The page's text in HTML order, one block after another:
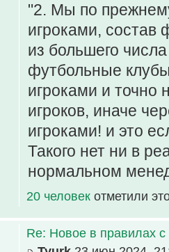
"2. Мы по
игроками, состав
из большего
футбольные
игроками и точно
игроков, иначе
игроками! и это
Такого нет ни в
нормальном
20 человек отметили
Re: Новое в правилах с